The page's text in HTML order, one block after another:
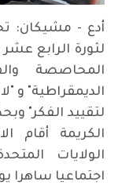
لثورة الرابع
المحاصصة
الديمقراطية" و
لتقييد الفكر"
الكريمة أقام
الولايات